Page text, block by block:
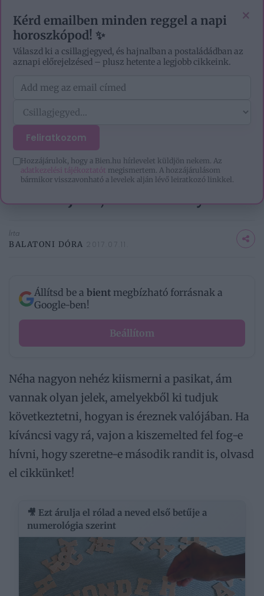
5 szokatlan jel az első randin,
ami azt jelzi, szeretné folytatni
Írta
BALATONI DÓRA 2017.07.11.
Állítsd be a bient megbízható forrásnak a
Google-ben!
Beállítom
Néha nagyon nehéz kiismerni a pasikat, ám
vannak olyan jelek, amelyekből ki tudjuk
következtetni, hogyan is éreznek valójában. Ha
kíváncsi vagy rá, vajon a kiszemelted fel fog-e
hívni, hogy szeretne-e második randit is, olvasd
el cikkünket!
🎥 Ezt árulja el rólad a neved első betűje a
numerológia szerint
×
Kérd emailben minden reggel a napi
horoszkópod! ✨
Válaszd ki a csillagjegyed, és hajnalban a postaládádban az
aznapi előrejelzésed – plusz hetente a legjobb cikkeink.
Feliratkozom
Hozzájárulok, hogy a Bien.hu hírlevelet küldjön nekem. Az
adatkezelési tájékoztatót megismertem. A hozzájárulásom
bármikor visszavonható a levelek alján lévő leiratkozó linkkel.